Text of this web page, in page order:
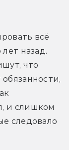
всё
назад.
что
и слишком
следовало